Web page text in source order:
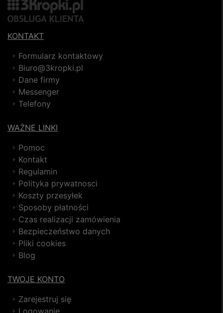
KONTAKT
Formularz kontaktowy
Biuro@3kropki.pl
Dane firmy
Messenger
Telefony
WAŻNE LINKI
Pomoc
Kontakt
Regulamin
Polityka prywatnosci
Koszty przesyłek
Sposoby płatności
Czas realizacji zamówienia
Bezpieczeństwo danych
Pliki cookies
Blog
TWOJE KONTO
Zarejestruj się
Logowanie